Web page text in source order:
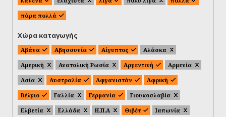
πάρα πολλά
Χώρα καταγωγής
Αβάνα Αβησσυνία Αίγυπτος
Αλάσκα
Αμερική
Ανατολική Ρωσία Αργεντινή
Αρμενία
Ασία
Αυστραλία Αφγανιστάν
Αφρική
Βέλγιο
Γαλλία Γερμανία
Γιουκοσλαβία
Ελβετία
Ελλάδα Η.Π.Α Θιβέτ
Ιαπωνία